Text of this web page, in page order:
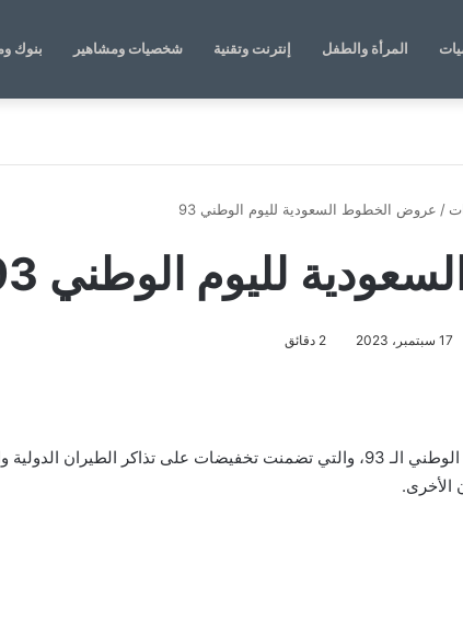
المرأة والطفل إنترنت وتقنية شخصيات ومشاهير بنوك
/ عروض الخطوط السعودية لليوم الوطني 93
لليوم الوطني 93
17 سبتمبر، 2023 2 دقائق
أعلنت الخطوط السعودية عن عروضها لليوم الوطني الـ 93، والتي تضمنت تخفيضات
الأخرى.